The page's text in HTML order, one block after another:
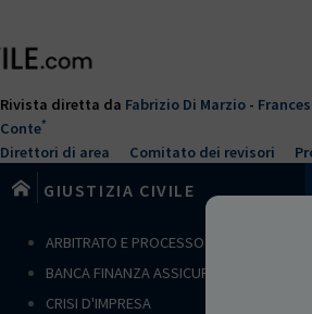
contenuto
Rivista diretta da Fabrizio Di Marzio -
Conte*
Direttori di area Comitato dei revisori
GIUSTIZIA CIVILE
ARBITRATO E PROCESSO CIVILE
BANCA FINANZA ASSICURAZIONI
CRISI D'IMPRESA